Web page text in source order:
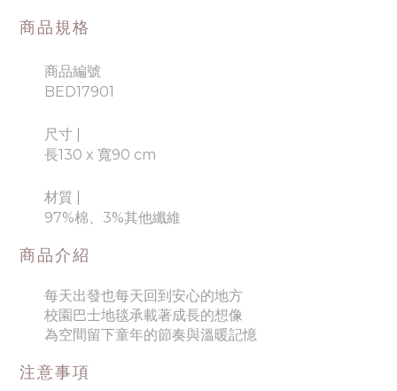
商品規格
商品編號
BED17901
尺寸 |
長130 x 寬90 cm
材質
97%棉、3%其他纖維
商品介紹
每天出發也每天回到安心的地方
校園巴士地毯承載著成長的想像
為空間留下童年的節奏與溫暖記憶
注意事項